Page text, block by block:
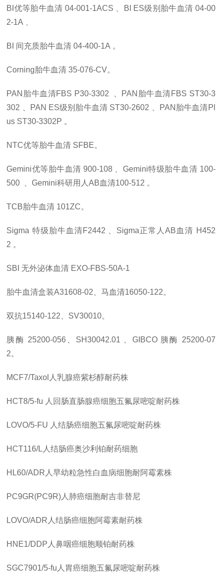
BI优等胎牛血清 04-001-1ACS BI ES级别胎牛血清 04-00
2-1A
BI 间充质胎牛血清 04-400-1A 。
Corning胎牛血清 35-076-CV。
PAN胎牛血清FBS P30-3302 PAN胎牛血清FBS ST30-3
302
PAN ES级别胎牛血清 ST30-2602
PAN胎牛血清Pl
us ST30-3302P 。
NTC优等胎牛血清 SFBE。
Gemini优等胎牛血清 900-108 Gemini特级胎牛血清 100-
500 、Gemini科研用人AB血清100-512 。
TCB胎牛血清 101ZC。
Sigma 特级胎牛血清F2442 Sigma正常人AB血清 H452
2 。
SBI 无外泌体血清 EXO-FBS-50A-1
胎牛血清盒装A31608-02、马血清16050-122。
双抗15140-122、SV30010。
胰酶 25200-056、SH30042.01 、GIBCO 胰酶 25200-07
2。
MCF7/Taxol人乳腺癌紫杉醇耐药株
HCT8/5-fu 人回肠直肠腺癌细胞五氟尿嘧啶耐药株
LOVO/5-FU 人结肠癌细胞五氟尿嘧啶耐药株
HCT116/L人结肠癌奥沙利铂耐药细胞
HL60/ADR人早幼粒急性白血病细胞耐阿霉素株
PC9GR(PC9R)人肺癌细胞耐吉非替尼
LOVO/ADR人结肠癌细胞阿霉素耐药株
HNE1/DDP人鼻咽癌细胞顺铂耐药株
SGC7901/5-fu人胃癌细胞五氟尿嘧啶耐药株